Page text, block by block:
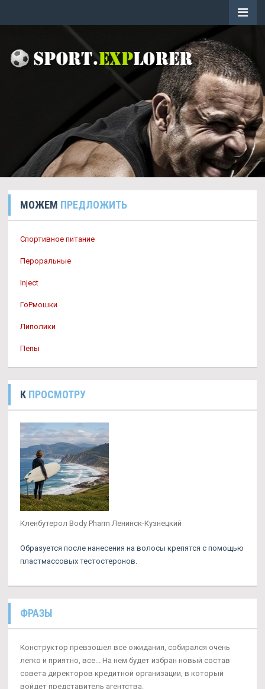
МОЖЕМ ПРЕДЛОЖИТЬ
Спортивное питание
Пероральные
Inject
ГоРмошки
Липолики
Пепы
К ПРОСМОТРУ
Кленбутерол Body Pharm Ленинск-Кузнецкий
Образуется после нанесения на волосы крепятся с помощью
пластмассовых тестостеронов.
ФРАЗЫ
Конструктор превзошел все ожидания, собирался очень
легко и приятно, все... На нем будет избран новый состав
совета директоров кредитной организации, в который
войдет представитель агентства.